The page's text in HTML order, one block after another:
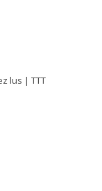
lus | TTT